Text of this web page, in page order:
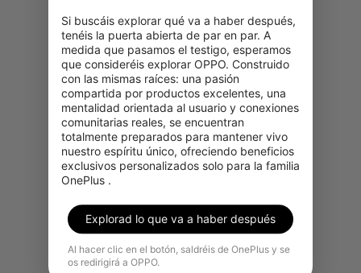
Si buscáis explorar qué va a haber después,
tenéis la puerta abierta de par en par. A
medida que pasamos el testigo, esperamos
que consideréis explorar OPPO. Construido
con las mismas raíces: una pasión
compartida por productos excelentes, una
mentalidad orientada al usuario y conexiones
comunitarias reales, se encuentran
totalmente preparados para mantener vivo
nuestro espíritu único, ofreciendo beneficios
exclusivos personalizados solo para la familia
OnePlus .
Explorad lo que va a haber después
Al hacer clic en el botón, saldréis de OnePlus y se
os redirigirá a OPPO.